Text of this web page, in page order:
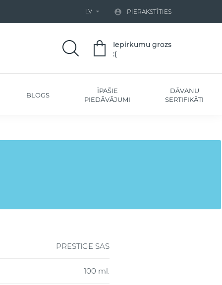
LV   PIERAKSTĪTIES
Iepirkumu grozs
:(
BLOGS
ĪPAŠIE
PIEDĀVĀJUMI
DĀVANU
SERTIFIKĀTI
PRESTIGE SAS
100 ml.